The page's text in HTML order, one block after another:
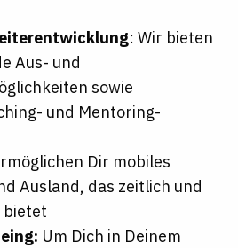
: Wir bieten
Aus- und
sowie
und Mentoring-
Dir mobiles
Ausland, das zeitlich und
bietet
Um Dich in Deinem